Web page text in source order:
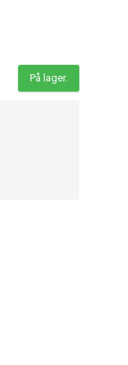
På lager.